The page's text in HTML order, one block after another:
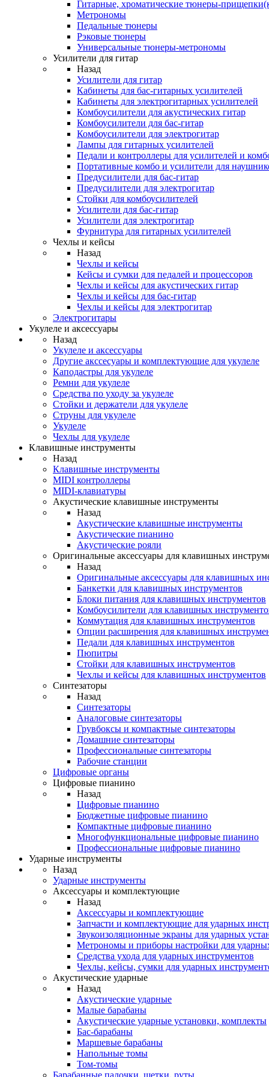
Гитарные, хроматические тюнеры-
Метрономы
Педальные тюнеры
Рэковые тюнеры
Универсальные тюнеры-метрономы
Усилители для гитар
Назад
Усилители для гитар
Кабинеты для бас-гитарных усилителей
Кабинеты для электрогитарных усилителей
Комбоусилители для акустических гитар
Комбоусилители для бас-гитар
Комбоусилители для электрогитар
Лампы для гитарных усилителей
Педали и контроллеры для усилителей и
Портативные комбо и усилители для
Предусилители для бас-гитар
Предусилители для электрогитар
Стойки для комбоусилителей
Усилители для бас-гитар
Усилители для электрогитар
Фурнитура для гитарных усилителей
Чехлы и кейсы
Назад
Чехлы и кейсы
Кейсы и сумки для педалей и процессоров
Чехлы и кейсы для акустических гитар
Чехлы и кейсы для бас-гитар
Чехлы и кейсы для электрогитар
Электрогитары
Укулеле и аксессуары
Назад
Укулеле и аксессуары
Другие акссесуары и комплектующие для укулеле
Каподастры для укулеле
Ремни для укулеле
Средства по уходу за укулеле
Стойки и держатели для укулеле
Струны для укулеле
Укулеле
Чехлы для укулеле
Клавишные инструменты
Назад
Клавишные инструменты
MIDI контроллеры
MIDI-клавиатуры
Акустические клавишные инструменты
Назад
Акустические клавишные инструменты
Акустические пианино
Акустические рояли
Оригинальные аксессуары для клавишных
Назад
Оригинальные аксессуары для клавишных
Банкетки для клавишных инструментов
Блоки питания для клавишных инструментов
Комбоусилители для клавишных
Коммутация для клавишных инструментов
Опции расширения для клавишных
Педали для клавишных инструментов
Пюпитры
Стойки для клавишных инструментов
Чехлы и кейсы для клавишных инструментов
Синтезаторы
Назад
Синтезаторы
Аналоговые синтезаторы
Грувбоксы и компактные синтезаторы
Домашние синтезаторы
Профессиональные синтезаторы
Рабочие станции
Цифровые органы
Цифровые пианино
Назад
Цифровые пианино
Бюджетные цифровые пианино
Компактные цифровые пианино
Многофункциональные цифровые пианино
Профессиональные цифровые пианино
Ударные инструменты
Назад
Ударные инструменты
Аксессуары и комплектующие
Назад
Аксессуары и комплектующие
Запчасти и комплектующие для ударных
Звукоизоляционные экраны для ударных
Метрономы и приборы настройки для
Средства ухода для ударных инструментов
Чехлы, кейсы, сумки для ударных
Акустические ударные
Назад
Акустические ударные
Mалые барабаны
Акустические ударные установки, комплекты
Бас-барабаны
Маршевые барабаны
Напольные томы
Том-томы
Барабанные палочки, щетки, руты